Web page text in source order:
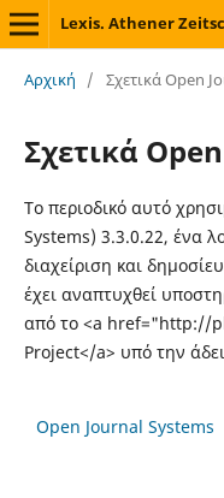
Lexis. Athener
Αρχική / Σχετικά Open
Σχετικά
Το περιοδικό αυτό
Systems) 3.3.0.22, ένα
διαχείριση και
έχει αναπτυχθεί
από το <a href="http://
Project</a> υπό την
Open Journal Systems